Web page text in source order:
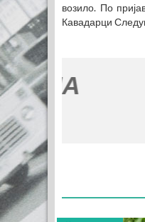
возило. По
Кавадарци